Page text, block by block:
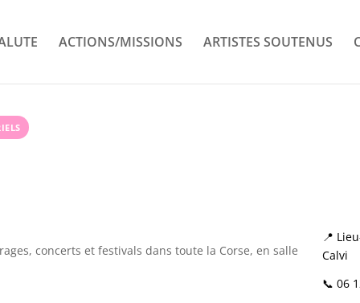
ACTIONS/MISSIONS ARTISTES SOUTENUS
concerts et festivals dans toute la Corse, en salle
📍
Calvi
📞 06